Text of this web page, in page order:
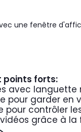
une fenêtre
points forts:
avec
pour garder en
pour contrôler
grâce à